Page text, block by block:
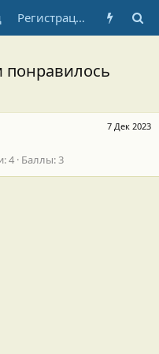
Регистрация
понравилось
7 Дек 2023
4 Баллы 3